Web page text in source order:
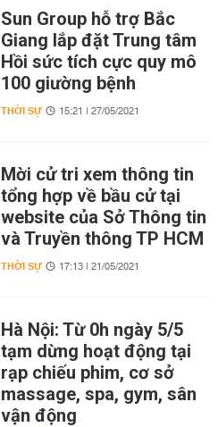
Sun Group hỗ trợ Bắc
Giang lắp đặt Trung tâm
Hồi sức tích cực quy mô
100 giường bệnh
THỜI SỰ 15:21 | 27/05/2021
Mời cử tri xem thông tin
tổng hợp về bầu cử tại
website của Sở Thông tin
và Truyền thông TP HCM
THỜI SỰ 17:13 | 21/05/2021
Hà Nội: Từ 0h ngày 5/5
tạm dừng hoạt động tại
rạp chiếu phim, cơ sở
massage, spa, gym, sân
vận động